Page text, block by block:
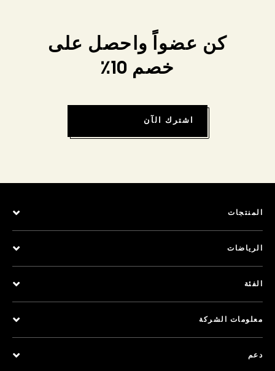
كن عضواً واحصل على
خصم 10٪
اشترك الآن
المنتجات
الرياضات
الفئة
معلومات الشركة
دعم